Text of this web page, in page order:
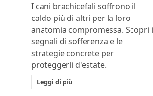
I cani brachicefali soffrono il
caldo più di altri per la loro
anatomia compromessa. Scopri i
segnali di sofferenza e le
strategie concrete per
proteggerli d'estate.
Leggi di più